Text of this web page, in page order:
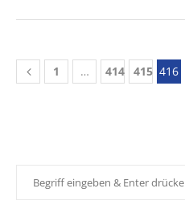
1 … 414 415 416